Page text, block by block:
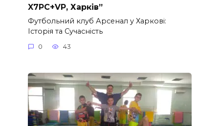
X7PC+VP, Харків”
Футбольний клуб Арсенал у Харкові:
Історія та Сучасність
0 43